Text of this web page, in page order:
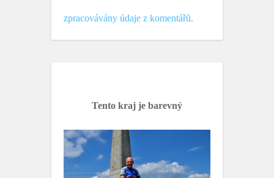
zpracovávány údaje z komentářů.
Tento kraj je barevný